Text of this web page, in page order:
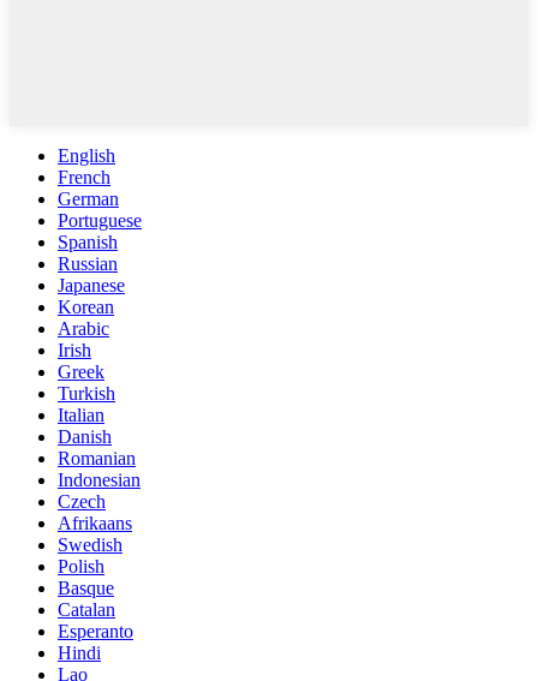
English
French
German
Portuguese
Spanish
Russian
Japanese
Korean
Arabic
Irish
Greek
Turkish
Italian
Danish
Romanian
Indonesian
Czech
Afrikaans
Swedish
Polish
Basque
Catalan
Esperanto
Hindi
Lao